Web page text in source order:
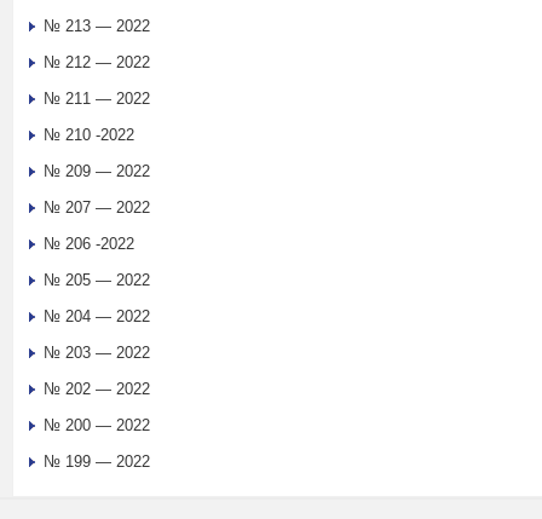
№ 213 — 2022
№ 212 — 2022
№ 211 — 2022
№ 210 -2022
№ 209 — 2022
№ 207 — 2022
№ 206 -2022
№ 205 — 2022
№ 204 — 2022
№ 203 — 2022
№ 202 — 2022
№ 200 — 2022
№ 199 — 2022